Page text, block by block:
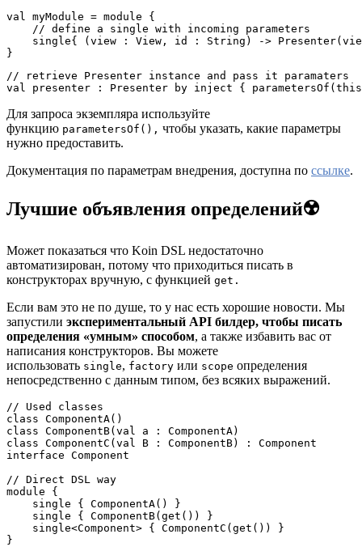
val myModule = module {
    // define a single with incoming parameters
single{ (view : View, id : String) ->
}
// retrieve Presenter instance and pass it paramaters
val presenter : Presenter by inject {
Для запроса экземпляра используйте
функцию parametersOf(), чтобы указать, какие параметры
нужно предоставить.
Документация по параметрам внедрения, доступна по ссылке.
Лучшие объявления определений☢️
Может показаться что Koin DSL недостаточно
автоматизирован, потому что приходиться писать в
конструкторах вручную, с функцией get.
Если вам это не по душе, то у нас есть хорошие новости. Мы
запустили экспериментальный API билдер, чтобы писать
определения «умным» способом, а также избавить вас от
написания конструкторов. Вы можете
использовать single, factory или scope определения
непосредственно с данным типом, без всяких выражений.
// Used classes
class ComponentA()
class ComponentB(val a : ComponentA)
class ComponentC(val B : ComponentB) : Component
interface Component
// Direct DSL way
module {
    single { ComponentA() }
    single { ComponentB(get()) }
    single<Component> { ComponentC(get()) }
}